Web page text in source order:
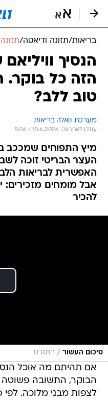
בריאות/תזונה ודיאטה/
הנסיך
הזה כל
טוב ללב?
מערכת וואלה בריאות
עודכן לאחרונה: 10.6.2026 / 5:06
מיץ התפוחים שמככב
העצר הבריטי זוכה
האפשרית לבריאות
אבל מומחים מזכירים:
להכיר
סיכום העשור / רויטרס
אם תהיתם מה אוכל
הבוקר, התשובה
לצפות מבני מלוכה. לפי